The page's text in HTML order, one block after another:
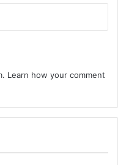
Learn how your comment